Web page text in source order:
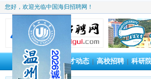
您好，欢迎光临中国海归招聘网！
首 页| 人才动态|高校招聘|科研